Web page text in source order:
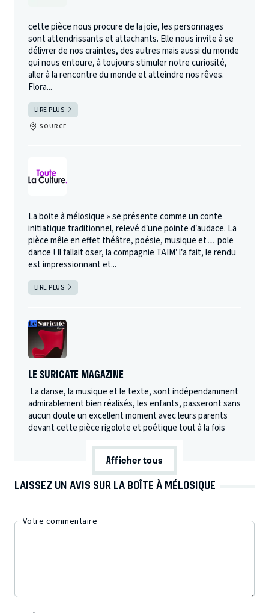
cette pièce nous procure de la joie, les personnages
sont attendrissants et attachants. Elle nous invite à se
délivrer de nos craintes, des autres mais aussi du monde
qui nous entoure, à toujours stimuler notre curiosité,
aller à la rencontre du monde et atteindre nos rêves.
Flora...
LIRE PLUS
SOURCE
La boite à mélosique » se présente comme un conte
initiatique traditionnel, relevé d’une pointe d’audace. La
pièce mêle en effet théâtre, poésie, musique et… pole
dance ! Il fallait oser, la compagnie TAIM’ l’a fait, le rendu
est impressionnant et...
LIRE PLUS
LE SURICATE MAGAZINE
La danse, la musique et le texte, sont indépendamment
admirablement bien réalisés, les enfants, passeront sans
aucun doute un excellent moment avec leurs parents
devant cette pièce rigolote et poétique tout à la fois
Afficher tous
LAISSEZ UN AVIS SUR LA BOÎTE À MÉLOSIQUE
Votre commentaire